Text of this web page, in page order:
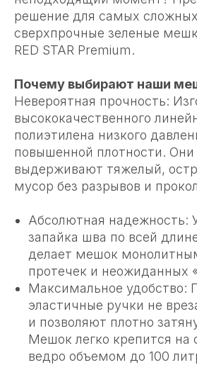
решение для самых
сверхпрочные зеленые
RED STAR Premium.
Почему выбирают наши
Невероятная прочность:
высококачественного
полиэтилена низкого
повышенной плотности. Они
выдерживают тяжелый,
мусор без разрывов и
Абсолютная надежность:
запайка шва по всей
делает мешок
протечек и неожиданных
Максимальное удобство:
эластичные ручки не
и позволяют плотно
Мешок легко крепится на
ведро объемом до 100